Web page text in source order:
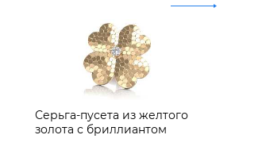
Серьга-пусета из желтого
золота с бриллиантом